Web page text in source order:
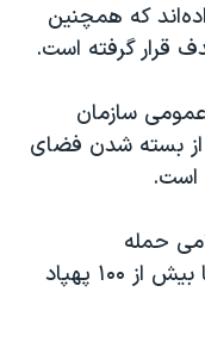
که همچنین
قرار گرفته است.
سازمان
بسته شدن فضای
است.
حمله
تلافی‌جویانه خود علیه این کشور را با بیش از ۱۰۰ پهپاد